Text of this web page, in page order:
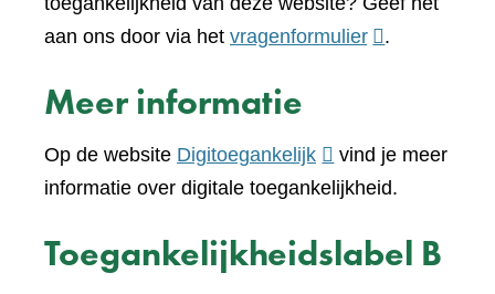
aan ons door via het vragenformulier(verwijst
website)
.
Meer informatie
Op de website Digitoegankelijk(verwijst
naar
andere
vind je meer
informatie over digitale toegankelijkheid.
Toegankelijkheidslabel B